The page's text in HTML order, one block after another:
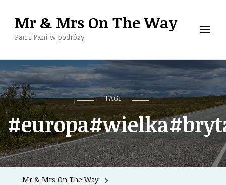
Mr & Mrs On The Way
Pan i Pani w podróży
TAGI
Mr & Mrs On The Way